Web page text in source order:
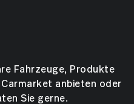
Fahrzeuge, Produkte
anbieten oder
Sie gerne.